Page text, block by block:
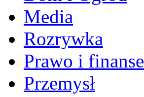
Media
Rozrywka
Prawo i finanse
Przemysł